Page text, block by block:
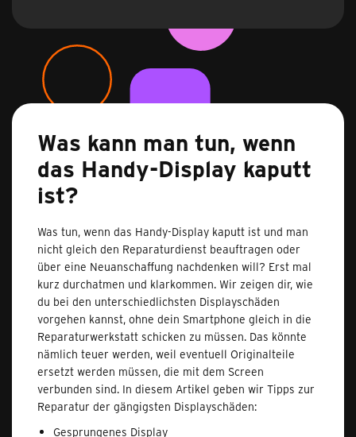
Was kann man tun, wenn
das Handy-Display kaputt
ist?
Was tun, wenn das Handy-Display kaputt ist und man
nicht gleich den Reparaturdienst beauftragen oder
über eine Neuanschaffung nachdenken will? Erst mal
kurz durchatmen und klarkommen. Wir zeigen dir, wie
du bei den unterschiedlichsten Displayschäden
vorgehen kannst, ohne dein Smartphone gleich in die
Reparaturwerkstatt schicken zu müssen. Das könnte
nämlich teuer werden, weil eventuell Originalteile
ersetzt werden müssen, die mit dem Screen
verbunden sind. In diesem Artikel geben wir Tipps zur
Reparatur der gängigsten Displayschäden:
Gesprungenes Display